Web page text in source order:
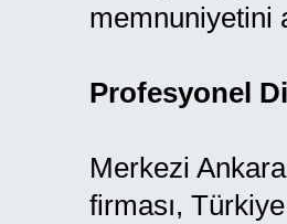
memnuniyetini
Profesyonel
Merkezi
firması,